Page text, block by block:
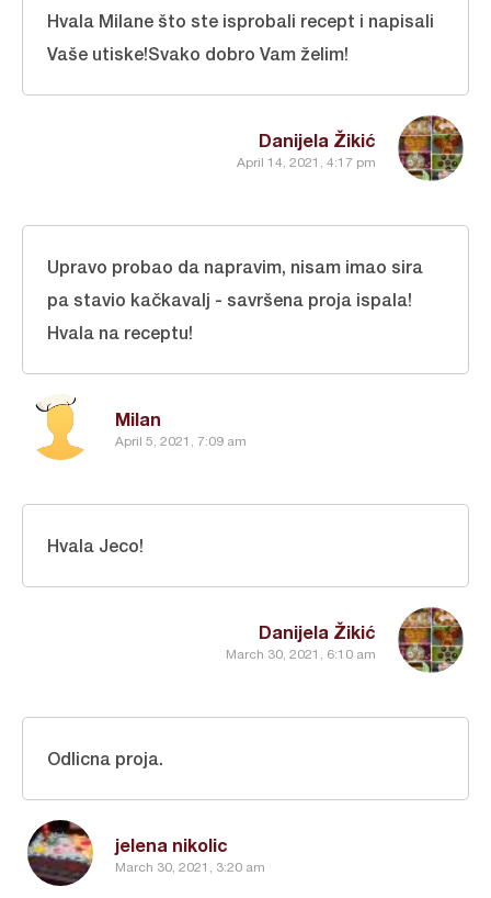
Danijela Žikić
April 14, 2021, 4:17 pm
Hvala Milane što ste isprobali recept i napisali
Vaše utiske!Svako dobro Vam želim!
Milan
April 5, 2021, 7:09 am
Upravo probao da napravim, nisam imao sira
pa stavio kačkavalj - savršena proja ispala!
Hvala na receptu!
Danijela Žikić
March 30, 2021, 6:10 am
Hvala Jeco!
jelena nikolic
March 30, 2021, 3:20 am
Odlicna proja.